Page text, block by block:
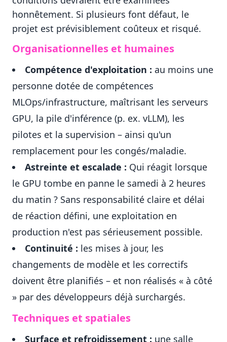
honnêtement. Si plusieurs font défaut, le
projet est prévisiblement coûteux et risqué.
Organisationnelles et humaines
Compétence d'exploitation : au moins une
personne dotée de compétences
MLOps/infrastructure, maîtrisant les serveurs
GPU, la pile d'inférence (p. ex. vLLM), les
pilotes et la supervision – ainsi qu'un
remplacement pour les congés/maladie.
Astreinte et escalade : Qui réagit lorsque
le GPU tombe en panne le samedi à 2 heures
du matin ? Sans responsabilité claire et délai
de réaction défini, une exploitation en
production n'est pas sérieusement possible.
Continuité : les mises à jour, les
changements de modèle et les correctifs
doivent être planifiés – et non réalisés « à côté
» par des développeurs déjà surchargés.
Techniques et spatiales
Surface et refroidissement : une salle